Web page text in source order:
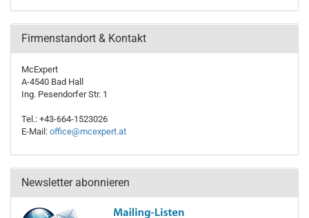
Firmenstandort & Kontakt
McExpert
A-4540 Bad Hall
Ing. Pesendorfer Str. 1
Tel.: +43-664-1523026
E-Mail: office@mcexpert.at
Newsletter abonnieren